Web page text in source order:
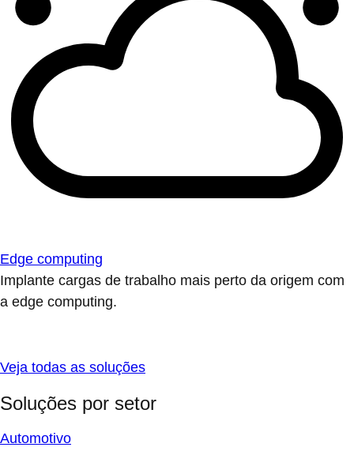
Edge computing
Implante cargas de trabalho mais perto da origem com
a edge computing.
Veja todas as soluções
Soluções por setor
Automotivo